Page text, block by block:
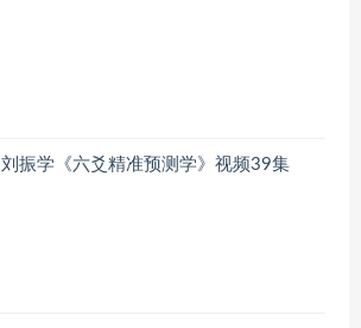
刘振学《六爻精准预测学》视频39集